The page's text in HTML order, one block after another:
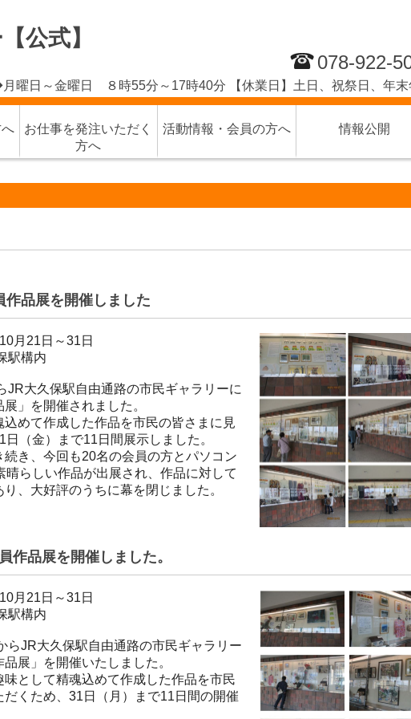
公式】
078-922-
曜日～金曜日 ８時55分～17時40分 【休業日】土日、祝祭日、年末
お仕事を発注いただく
方へ
活動情報・会員の方へ 情報公開
品展を開催しました
月21日～31日
構内
JR大久保駅自由通路の市民ギャラリーに
」を開催されました。
めて作成した作品を市民の皆さまに見
（金）まで11日間展示しました。
き、今回も20名の会員の方とパソコン
晴らしい作品が出展され、作品に対して
り、大好評のうちに幕を閉じました。
品展を開催しました。
月21日～31日
構内
JR大久保駅自由通路の市民ギャラリー
展」を開催いたしました。
として精魂込めて作成した作品を市民
くため、31日（月）まで11日間の開催